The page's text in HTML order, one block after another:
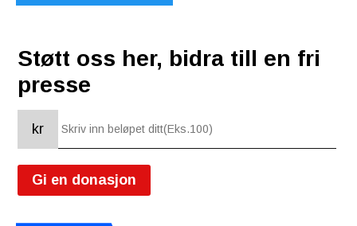
Støtt oss her, bidra till en fri
presse
kr
Gi en donasjon